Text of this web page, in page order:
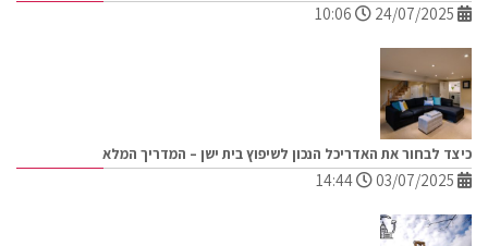
כיצד לבחור את האדריכל הנכון לשיפוץ בית ישן – המדריך המלא